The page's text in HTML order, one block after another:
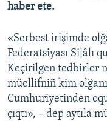
haber ete.
«Serbest irişimde
Federatsiyası Silâlı
Keçirilgen tedbirler
müellifniñ kim
Cumhuriyetinden
çıqtı», – dep aytıla